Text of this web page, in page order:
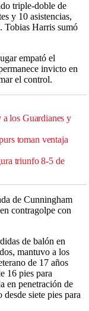
triple-doble de
y 10 asistencias,
Tobias Harris sumó
empató el
invicto en
el control.
a los Guardianes y
toman ventaja
triunfo 8-5 de
de Cunningham
contragolpe con
de balón en
mantuvo a los
de 17 años
16 pies para
en penetración de
siete pies para